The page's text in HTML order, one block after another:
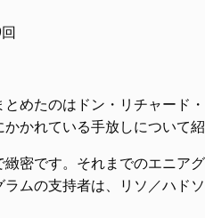
めたのはドン・リチャード
かれている手放しについて紹
密です。それまでのエニア
ムの支持者は、リソ／ハド